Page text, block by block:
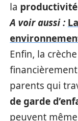
la productivité
A voir aussi :
Enfin, la
parents qui
de garde
peuvent